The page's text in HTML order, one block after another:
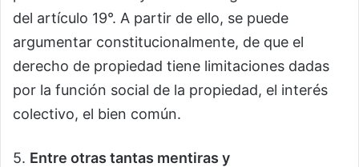
del artículo 19°. A partir de ello, se puede
argumentar constitucionalmente, de que el
derecho de propiedad tiene limitaciones dadas
por la función social de la propiedad, el interés
colectivo, el bien común.
5. Entre otras tantas mentiras y